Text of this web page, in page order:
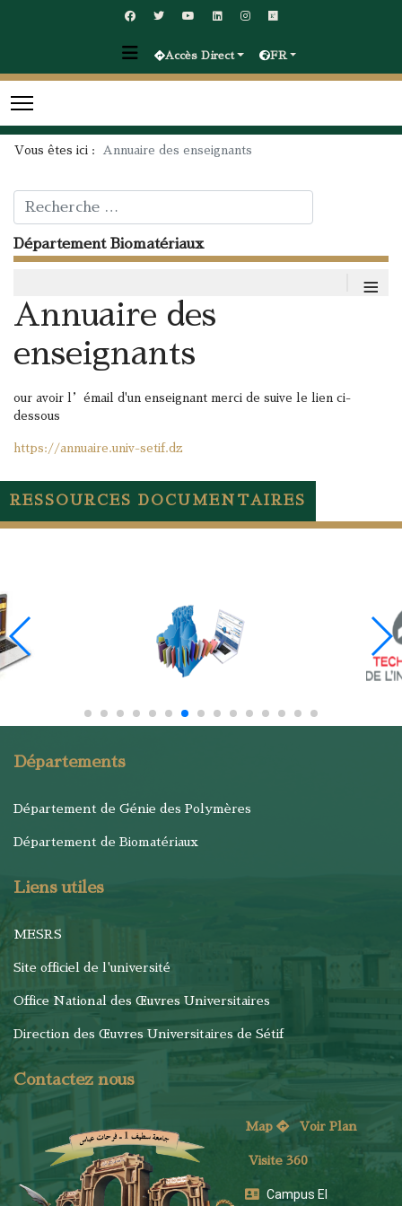
Accès Direct FR
Vous êtes ici : Annuaire des enseignants
Rechercher
Département Biomatériaux
≡
Annuaire des
enseignants
our avoir l’émail d'un enseignant merci de suive le lien ci-
dessous
https://annuaire.univ-setif.dz
RESSOURCES DOCUMENTAIRES
Départements
Département de Génie des Polymères
Département de Biomatériaux
Liens utiles
MESRS
Site officiel de l'université
Office National des Œuvres Universitaires
Direction des Œuvres Universitaires de Sétif
Contactez nous
Map Voir Plan
Visite 360
Campus El